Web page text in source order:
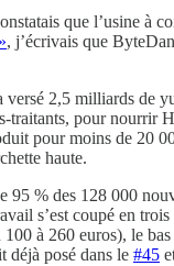
que l’usine à
, j’écrivais que
2,5 milliards de
traitants, pour nourrir
pour moins de 20
haute.
% des 128 000
s’est coupé en
à 260 euros), le
déjà posé dans le #45